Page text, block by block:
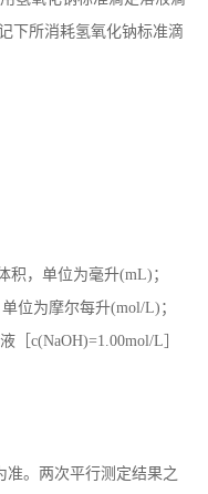
下所消耗氢氧化钠标准滴
，单位为毫升(mL)；
位为摩尔每升(mol/L)；
［c(NaOH)=1.00mol/L］
。两次平行测定结果之